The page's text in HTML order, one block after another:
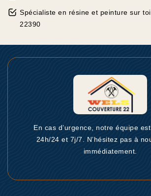
Spécialiste en résine et peinture sur
22390
En cas d’urgence, notre équipe
24h/24 et 7j/7. N’hésitez pas à
immédiatement.